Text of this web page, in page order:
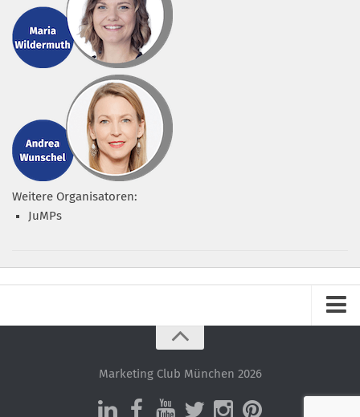
Weitere Organisatoren:
JuMPs
Datenschutz – ganz einfach!
Datenschutzerklärung
Marketing Club München 2026